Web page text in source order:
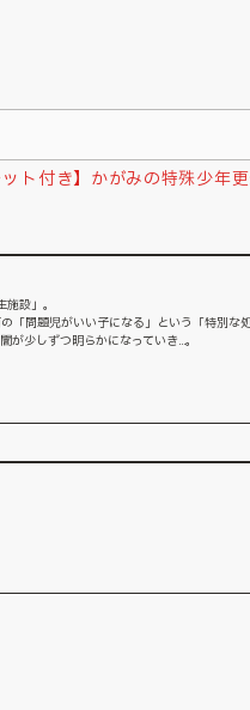
ット付き】かがみの特殊少年
設」。
「問題児がいい子になる」という「特別な
が少しずつ明らかになっていき…。